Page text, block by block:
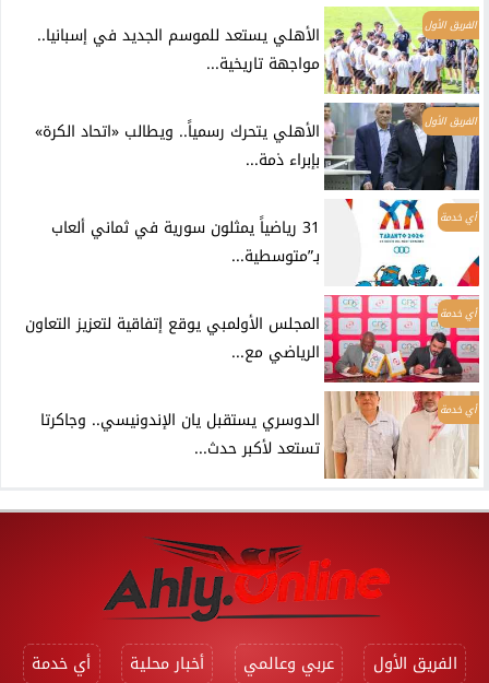
الفريق الأول
الأهلي يستعد للموسم الجديد في إسبانيا..
مواجهة تاريخية...
الفريق الأول
الأهلي يتحرك رسمياً.. ويطالب «اتحاد الكرة»
بإبراء ذمة...
أي خدمة
31 رياضياً يمثلون سورية في ثماني ألعاب
بـ”متوسطية...
أي خدمة
المجلس الأولمبي يوقع إتفاقية لتعزيز التعاون
الرياضي مع...
أي خدمة
الدوسري يستقبل يان الإندونيسي.. وجاكرتا
تستعد لأكبر حدث...
الفريق الأول عربي وعالمي أخبار محلية أي خدمة